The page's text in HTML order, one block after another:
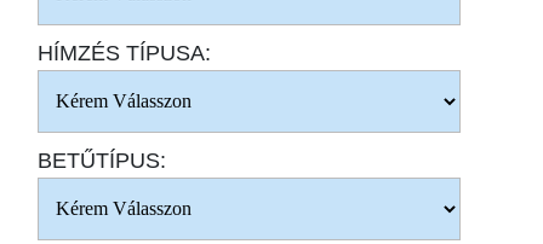
HÍMZÉS TÍPUSA:
BETŰTÍPUS: